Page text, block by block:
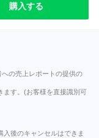
購入する
の売上レポートの提供の
ます。(お客様を直接識別可
後のキャンセルはできま